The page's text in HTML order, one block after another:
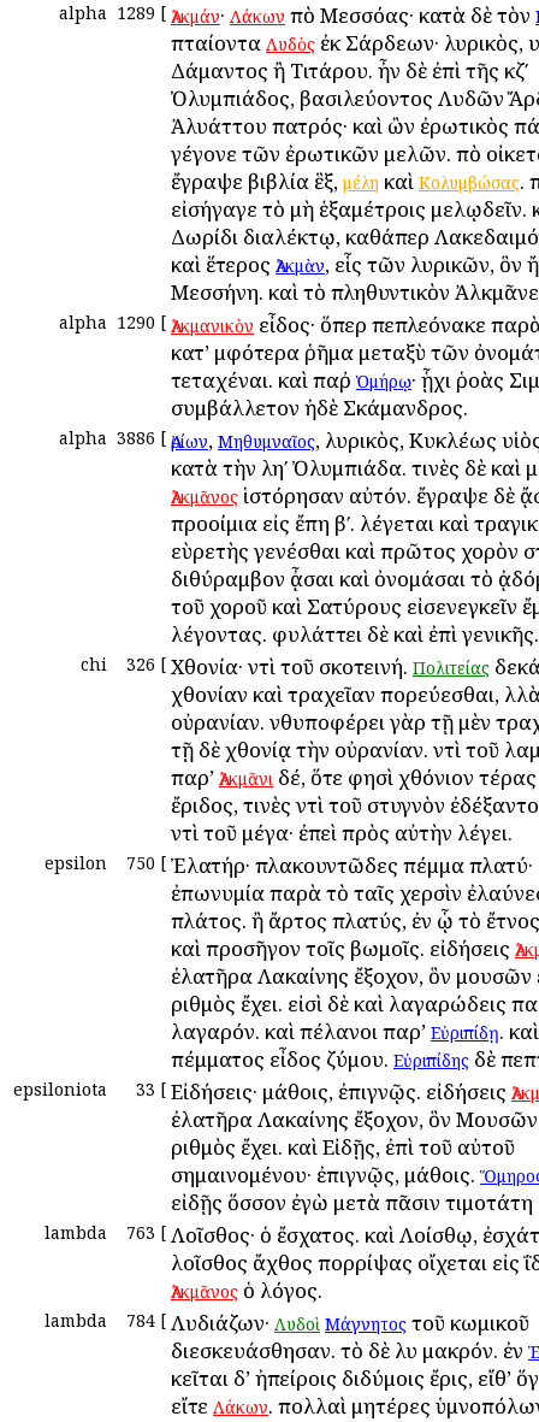
alpha 1289 [ Ἀλκμάν· Λάκων ἀπὸ Μεσσόας· κατὰ δὲ τὸν
πταίοντα Λυδὸς ἐκ Σάρδεων· λυρικὸς,
Δάμαντος ἢ Τιτάρου. ἦν δὲ ἐπὶ τῆς κζʹ
Ὀλυμπιάδος, βασιλεύοντος Λυδῶν
Ἀλυάττου πατρός· καὶ ὢν ἐρωτικὸς
γέγονε τῶν ἐρωτικῶν μελῶν. ἀπὸ
ἔγραψε βιβλία ἓξ, μέλη καὶ Κολυμβώσας.
εἰσήγαγε τὸ μὴ ἑξαμέτροις μελῳδεῖν.
Δωρίδι διαλέκτῳ, καθάπερ
καὶ ἕτερος Ἀλκμὰν, εἷς τῶν λυρικῶν, ὃν
Μεσσήνη. καὶ τὸ πληθυντικὸν
alpha 1290 [ Ἀλκμανικὸν εἶδος· ὅπερ πεπλεόνακε
κατ’ ἀμφότερα ῥῆμα μεταξὺ τῶν
τεταχέναι. καὶ παῤ Ὁμήρῳ· ᾗχι ῥοὰς
συμβάλλετον ἠδὲ Σκάμανδρος.
alpha 3886 [ Ἀρίων, Μηθυμναῖος, λυρικὸς, Κυκλέως
κατὰ τὴν ληʹ Ὀλυμπιάδα. τινὲς δὲ καὶ
Ἀλκμᾶνος ἱστόρησαν αὐτόν. ἔγραψε δὲ
προοίμια εἰς ἔπη βʹ. λέγεται καὶ
εὺρετὴς γενέσθαι καὶ πρῶτος χορὸν
διθύραμβον ᾆσαι καὶ ὀνομάσαι τὸ
τοῦ χοροῦ καὶ Σατύρους εἰσενεγκεῖν
λέγοντας. φυλάττει δὲ καὶ ἐπὶ γενικῆς.
chi 326 [ Χθονία· ἀντὶ τοῦ σκοτεινή. Πολιτείας
χθονίαν καὶ τραχεῖαν πορεύεσθαι,
οὐρανίαν. ἀνθυποφέρει γὰρ τῇ μὲν
τῇ δὲ χθονίᾳ τὴν οὐρανίαν. ἀντὶ τοῦ
παρ’ Ἀλκμᾶνι δέ, ὅτε φησὶ χθόνιον
ἔριδος, τινὲς ἀντὶ τοῦ στυγνὸν
ἀντὶ τοῦ μέγα· ἐπεὶ πρὸς αὐτὴν λέγει.
epsilon 750 [ Ἐλατήρ· πλακουντῶδες πέμμα πλατύ·
ἐπωνυμία παρὰ τὸ ταῖς χερσὶν
πλάτος. ἢ ἄρτος πλατύς, ἐν ᾧ τὸ
καὶ προσῆγον τοῖς βωμοῖς. εἰδήσεις
ἐλατῆρα Λακαίνης ἔξοχον, ὃν μουσῶν
ἀριθμὸς ἔχει. εἰσὶ δὲ καὶ λαγαρώδεις
λαγαρόν. καὶ πέλανοι παρ’ Εὐριπίδῃ.
πέμματος εἶδος ἀζύμου. Εὐριπίδης δὲ
epsiloniota 33 [ Εἰδήσεις· μάθοις, ἐπιγνῷς. εἰδήσεις
ἐλατῆρα Λακαίνης ἔξοχον, ὃν Μουσῶν
ἀριθμὸς ἔχει. καὶ Εἰδῇς, ἐπὶ τοῦ αὐτοῦ
σημαινομένου· ἐπιγνῷς, μάθοις.
εἰδῇς ὅσσον ἐγὼ μετὰ πᾶσιν ἀτιμοτάτη
lambda 763 [ Λοῖσθος· ὁ ἔσχατος. καὶ Λοίσθῳ,
λοῖσθος ἄχθος ἀπορρίψας οἴχεται εἰς
Ἀλκμᾶνος ὁ λόγος.
lambda 784 [ Λυδιάζων· Λυδοὶ Μάγνητος τοῦ κωμικοῦ
διεσκευάσθησαν. τὸ δὲ λυ μακρόν. ἐν
κεῖται δ’ ἠπείροις διδύμοις ἔρις, εἴθ’
εἴτε Λάκων. πολλαὶ μητέρες